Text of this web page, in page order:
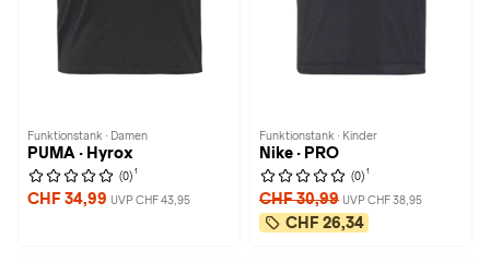
Funktionstank · Damen
PUMA · Hyrox
(0) 1
CHF 34,99 UVP CHF 43,95
Funktionstank · Kinder
Nike · PRO
(0) 1
CHF 30,99 UVP CHF 38,95
CHF 26,34